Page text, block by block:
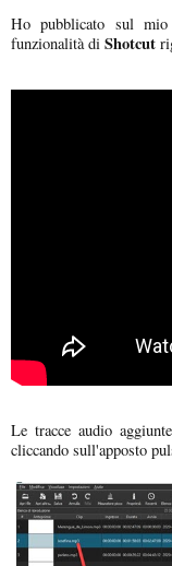
Ho pubblicato sul mio
funzionalità di Shotcut
Le tracce audio
cliccando sull'apposto